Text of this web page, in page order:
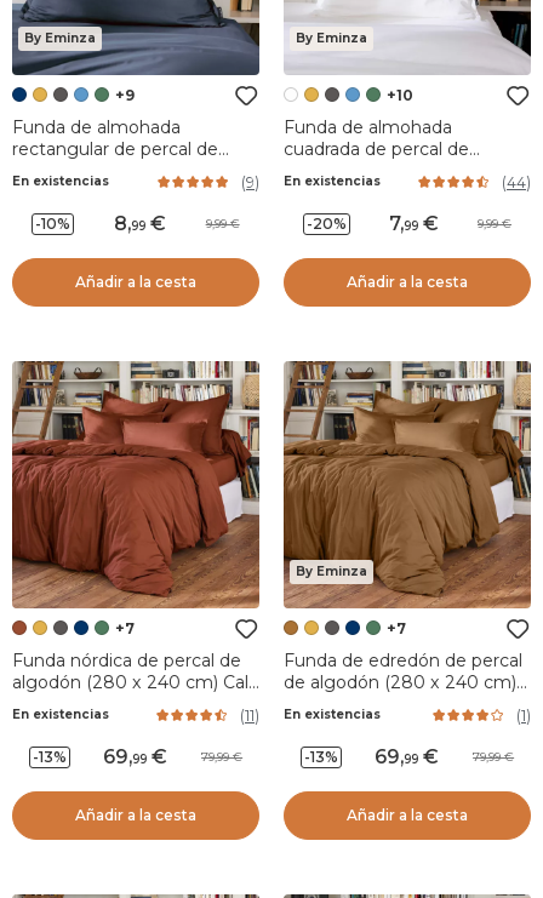
By Eminza
+9
Funda de almohada
rectangular de percal de
marino
En existencias (9)
-10% 8,99 9,99
Añadir a la cesta
By Eminza
+10
Funda de almohada
cuadrada de percal de
En existencias (44)
-20% 7,99 9,99
Añadir a la cesta
+7
Funda nórdica de percal de
algodón (280 x 240 cm) Cali
En existencias (11)
-13% 69,99 79,99
Añadir a la cesta
By Eminza
+7
Funda de edredón de percal
de algodón (280 x 240 cm)
En existencias (1)
-13% 69,99 79,99
Añadir a la cesta